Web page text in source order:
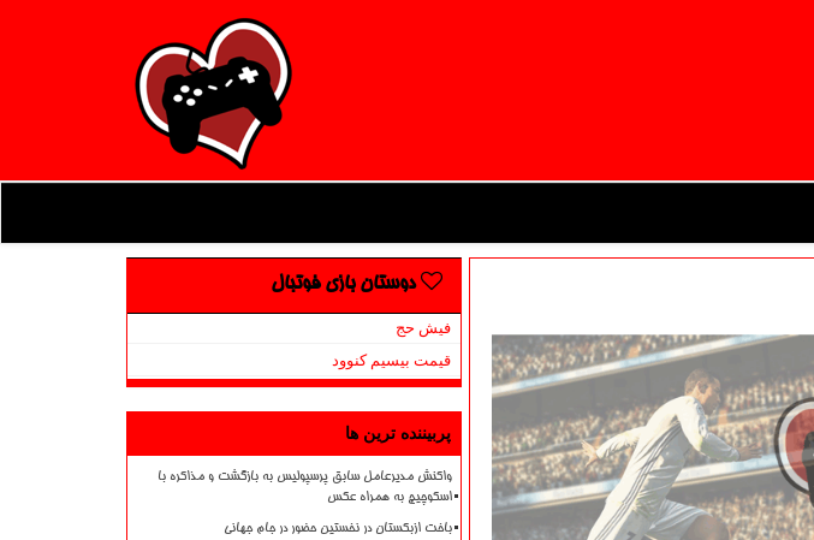
دوستان بازی فوتبال
فیش حج
قیمت بیسیم کنوود
پربیننده ترین ها
واکنش مدیرعامل سابق پرسپولیس به بازگشت و مذاکره با
اسکوچیچ به همراه عکس
باخت ازبکستان در نخستین حضور در جام جهانی